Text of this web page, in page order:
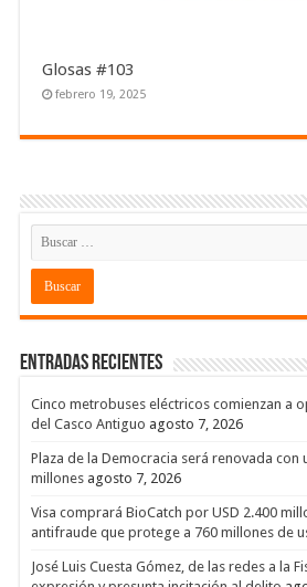
Glosas #103
febrero 19, 2025
Entradas recientes
Cinco metrobuses eléctricos comienzan a
del Casco Antiguo agosto 7, 2026
Plaza de la Democracia será renovada con
millones agosto 7, 2026
Visa comprará BioCatch por USD 2.400
antifraude que protege a 760 millones de
José Luis Cuesta Gómez, de las redes a la